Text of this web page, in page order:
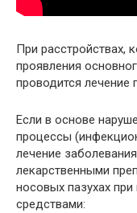
При расстройствах,
проявления
проводится лечение
Если в основе
процессы
лечение
лекарственными
носовых пазухах
средствами: